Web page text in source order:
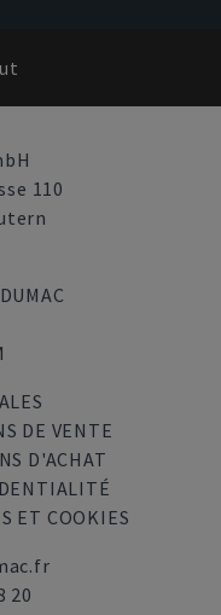
110
DE VENTE
D'ACHAT
ET COOKIES
20